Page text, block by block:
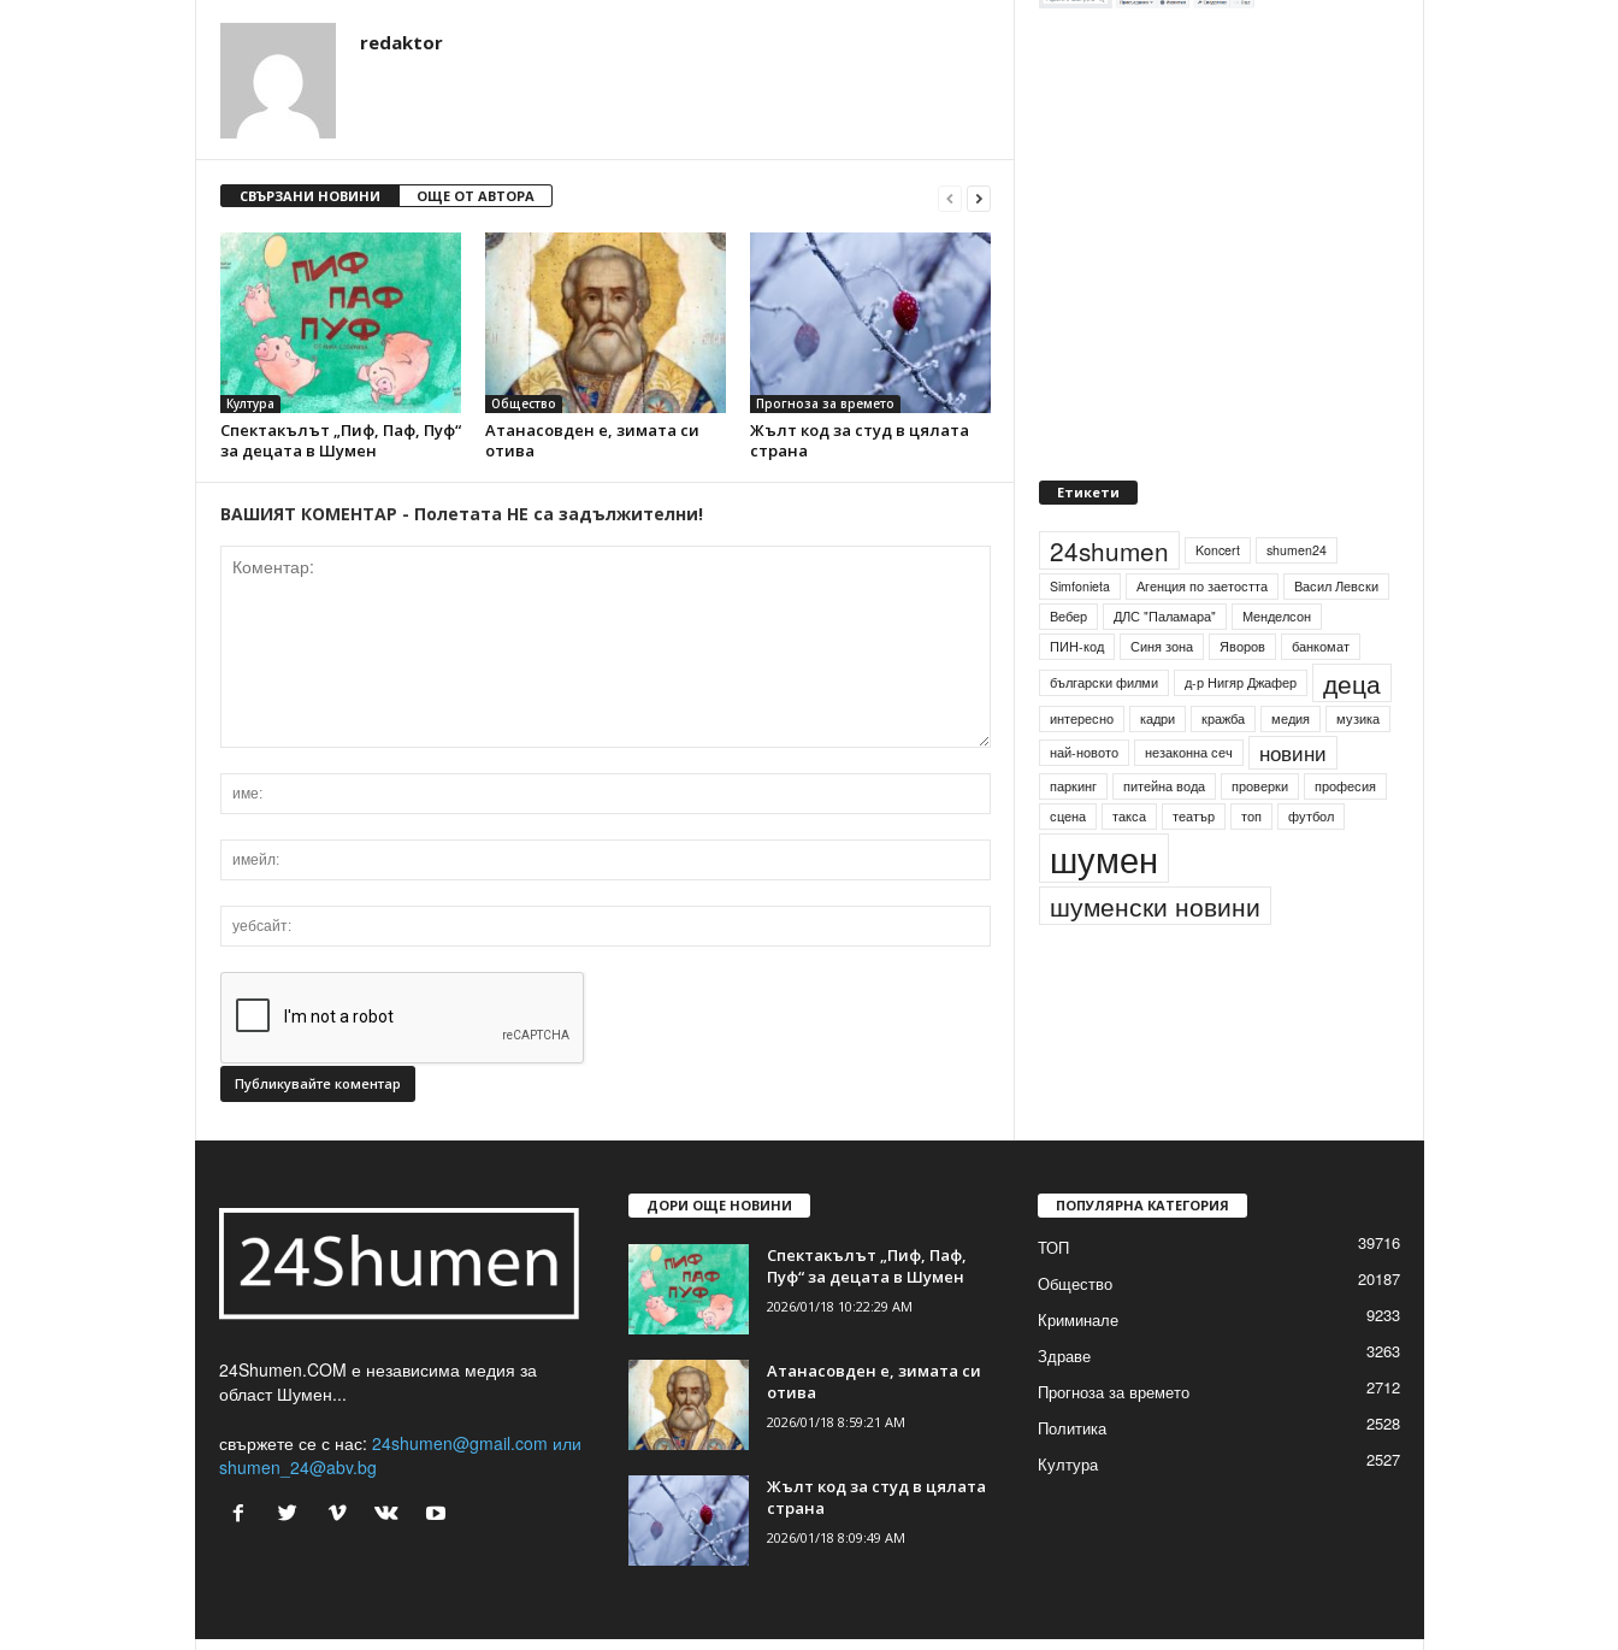
redaktor
СВЪРЗАНИ НОВИНИ ОЩЕ ОТ АВТОРА
Култура
Спектакълът „Пиф, Паф, Пуф“
за децата в Шумен
Общество
Атанасовден е, зимата си
отива
Прогноза за времето
Жълт код за студ в цялата
страна
ВАШИЯТ КОМЕНТАР - Полетата НЕ са задължителни!
Етикети
24shumen Koncert
shumen24
Simfonieta
Агенция по заетостта
Васил Левски
Вебер
ДЛС "Паламара"
Менделсон
ПИН-код
Синя зона Яворов
банкомат
български филми
д-р Нигяр Джафер деца
интересно кадри кражба медия
музика
най-новото
незаконна сеч новини
паркинг питейна вода проверки
професия
сцена
такса театър топ футбол
шумен
шуменски новини
24Shumen.COM е независима медия за
област Шумен...
свържете се с нас: 24shumen@gmail.com или
shumen_24@abv.bg
ДОРИ ОЩЕ НОВИНИ
Спектакълът „Пиф, Паф,
Пуф“ за децата в Шумен
2026/01/18 10:22:29 AM
Атанасовден е, зимата си
отива
2026/01/18 8:59:21 AM
Жълт код за студ в цялата
страна
2026/01/18 8:09:49 AM
ПОПУЛЯРНА КАТЕГОРИЯ
ТОП
39716
Общество
20187
Криминале
9233
Здраве
3263
Прогноза за времето
2712
Политика
2528
Култура
2527